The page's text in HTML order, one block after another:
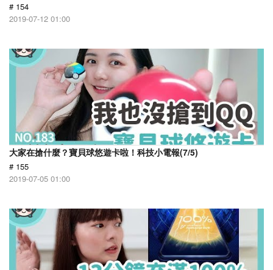
# 154
2019-07-12 01:00
大家在搶什麼？寶貝球悠遊卡啦！科技小電報(7/5)
# 155
2019-07-05 01:00